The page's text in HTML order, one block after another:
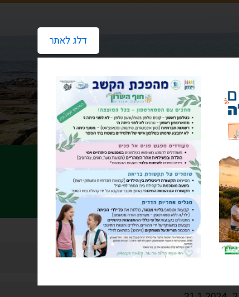
דלג לאתר
יישובים בני ציון פרוטוקולים ועד בני ציון
בני ציון